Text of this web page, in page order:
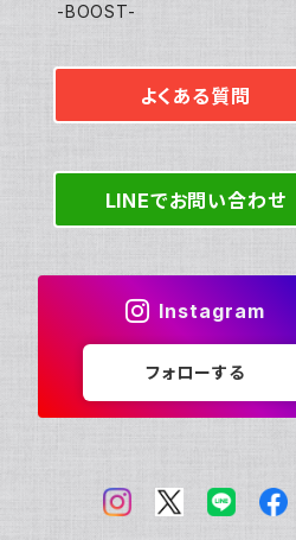
-BOOST-
よくある質問
LINEでお問い合わせ
Instagram
フォローする